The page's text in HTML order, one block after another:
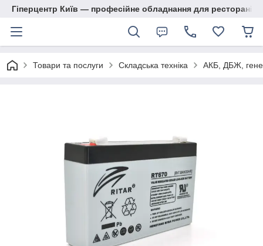
Гіперцентр Київ — професійне обладнання для ресторанів,
Товари та послуги Складська техніка АКБ, ДБЖ,